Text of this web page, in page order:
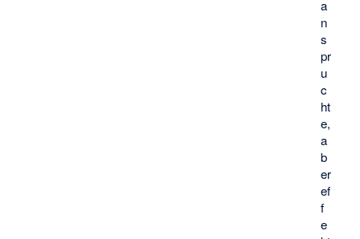
a
n
s
pr
u
c
ht
e,
a
b
er
ef
f
e